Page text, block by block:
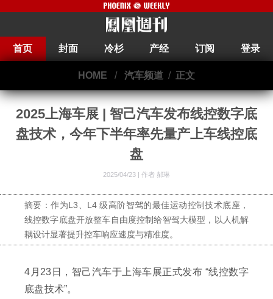
首页 封面 冷杉 产经 订阅 登录
HOME / 汽车频道 / 正文
2025上海车展 | 智己汽车发布线控数字底
盘技术，今年下半年率先量产上车线控底
盘
2025/04/23 | 作者 郝琳
摘要：作为L3、L4 级高阶智驾的最佳运动控制技术底座，
线控数字底盘开放整车自由度控制给智驾大模型，以人机解
耦设计显著提升控车响应速度与精准度。
4月23日，智己汽车于上海车展正式发布 “线控数字
底盘技术”。